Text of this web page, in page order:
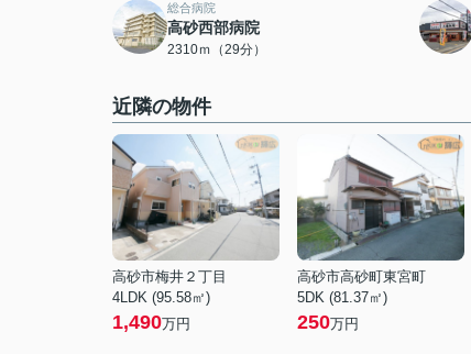
総合病院
高砂西部病院
2310ｍ（29分）
近隣の物件
高砂市梅井２丁目
4LDK (95.58㎡)
1,490万円
高砂市高砂町東宮町
5DK (81.37㎡)
250万円